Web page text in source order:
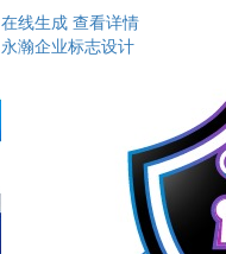
在线生成 查看详情
永瀚企业标志设计